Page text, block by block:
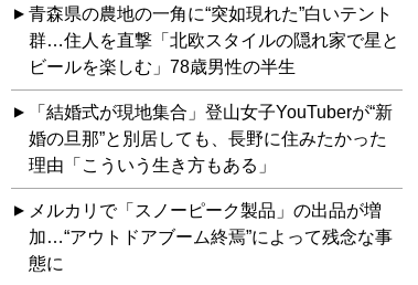
青森県の農地の一角に“突如現れた”白いテント
群…住人を直撃「北欧スタイルの隠れ家で星と
ビールを楽しむ」78歳男性の半生
「結婚式が現地集合」登山女子YouTuberが“新
婚の旦那”と別居しても、長野に住みたかった
理由「こういう生き方もある」
メルカリで「スノーピーク製品」の出品が増
加…“アウトドアブーム終焉”によって残念な事
態に